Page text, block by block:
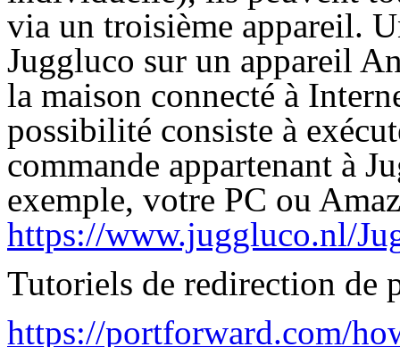
via un troisième appareil.
Juggluco sur un appareil
la maison connecté à
possibilité consiste à
commande appartenant à
exemple, votre PC ou
https://www.juggluco.nl/
Tutoriels de redirection de
https://portforward.com/